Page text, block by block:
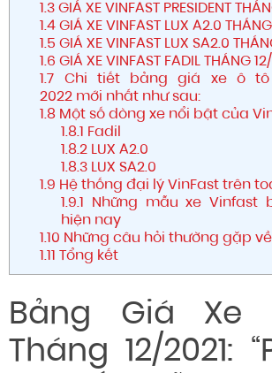
1.3 GIÁ XE VINFAST PRESIDENT
1.4 GIÁ XE VINFAST LUX A2.0 THÁNG
1.5 GIÁ XE VINFAST LUX SA2.0
1.6 GIÁ XE VINFAST FADIL THÁNG 12/
1.7 Chi tiết bảng giá xe ô tô
2022 mới nhất như sau:
1.8 Một số dòng xe nổi bật của
1.8.1
Fadil
1.8.2 LUX A2.0
1.8.3 LUX SA2.0
1.9 Hệ thống đại lý VinFast trên
1.9.1
Những mẫu xe Vinfast
hiện nay
1.10 Những câu hỏi thường gặp
1.11
Tổng kết
Bảng Giá Xe
Tháng 12/2021: